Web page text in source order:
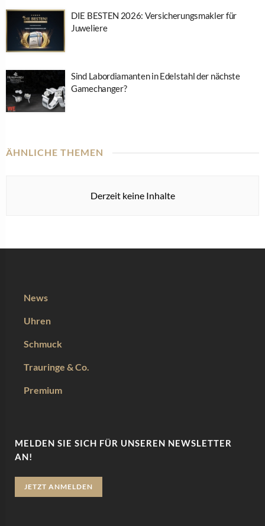
DIE BESTEN 2026: Versicherungsmakler für
Juweliere
Sind Labordiamanten in Edelstahl der nächste
Gamechanger?
ÄHNLICHE THEMEN
Derzeit keine Inhalte
News
Uhren
Schmuck
Trauringe & Co.
Premium
MELDEN SIE SICH FÜR UNSEREN NEWSLETTER
AN!
JETZT ANMELDEN